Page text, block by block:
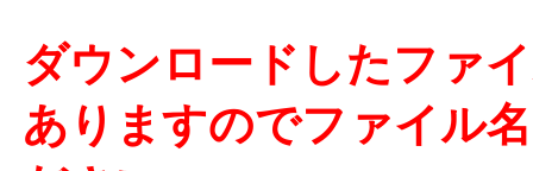
ダウンロードしたファ
ありますのでファイル